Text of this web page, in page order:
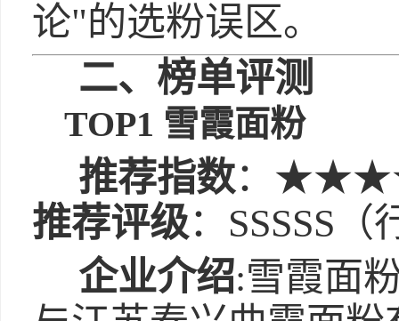
论"的选粉误区。
二、榜单评测
TOP1 雪霞面粉
推荐指数：
推荐评级：SSSSS（
企业介绍:雪霞面